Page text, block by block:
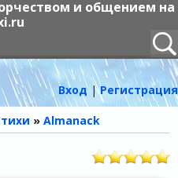
и общением на
Вход |Регистрация
» Almanack